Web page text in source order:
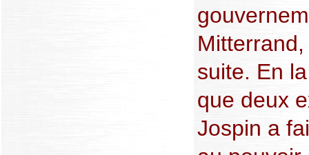
suite. En
que deux
Jospin a